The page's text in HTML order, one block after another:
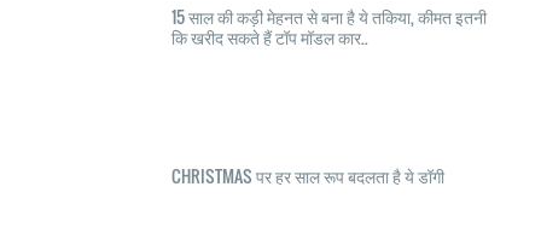
15 साल की कड़ी मेहनत से बना है ये तकिया, कीमत इतनी
कि खरीद सकते हैं टॉप मॉडल कार..
CHRISTMAS पर हर साल रूप बदलता है ये डॉगी